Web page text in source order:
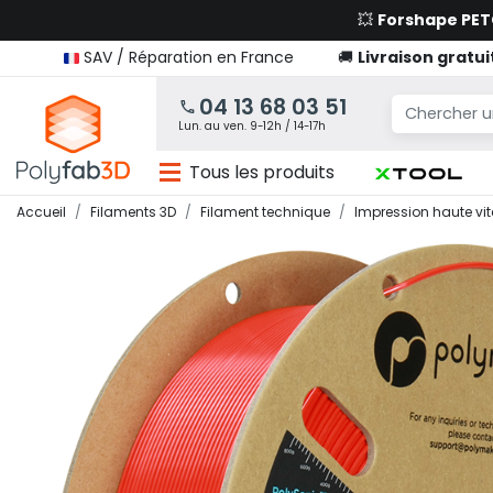
💥 Forshape
SAV / Réparation en France
🚚 Livraison
04 13 68 03 51
Lun. au ven. 9-12h / 14-17h
Tous les produits
Accueil Filaments 3D Filament technique Impression haute